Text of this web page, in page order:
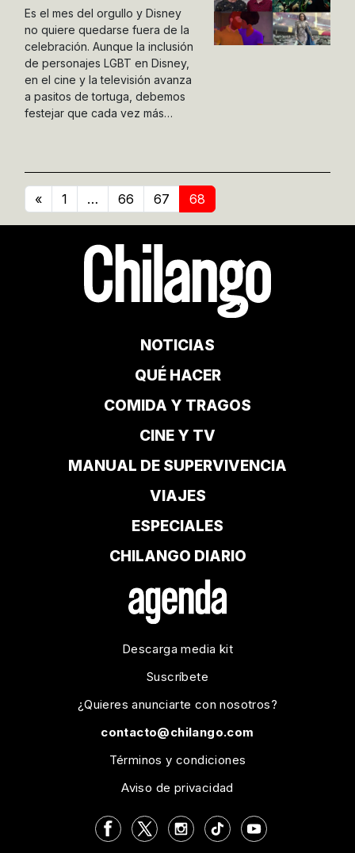
Es el mes del orgullo y Disney
no quiere quedarse fuera de la
celebración. Aunque la inclusión
de personajes LGBT en Disney,
en el cine y la televisión avanza
a pasitos de tortuga, debemos
festejar que cada vez más…
« 1 … 66 67 68
NOTICIAS
QUÉ HACER
COMIDA Y TRAGOS
CINE Y TV
MANUAL DE SUPERVIVENCIA
VIAJES
ESPECIALES
CHILANGO DIARIO
Descarga media kit
Suscríbete
¿Quieres anunciarte con nosotros?
contacto@chilango.com
Términos y condiciones
Aviso de privacidad